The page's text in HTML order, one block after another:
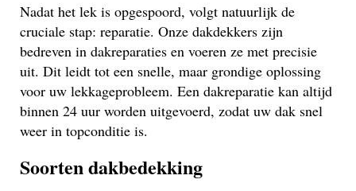
Nadat het lek is opgespoord, volgt natuurlijk de
cruciale stap: reparatie. Onze dakdekkers zijn
bedreven in dakreparaties en voeren ze met precisie
uit. Dit leidt tot een snelle, maar grondige oplossing
voor uw lekkageprobleem. Een dakreparatie kan altijd
binnen 24 uur worden uitgevoerd, zodat uw dak snel
weer in topconditie is.
Soorten dakbedekking